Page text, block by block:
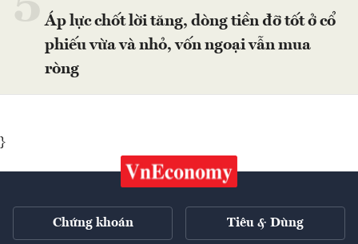
Áp lực chốt lời tăng, dòng tiền đỡ tốt ở cổ
phiếu vừa và nhỏ, vốn ngoại vẫn mua
ròng
}
Chứng khoán Tiêu & Dùng